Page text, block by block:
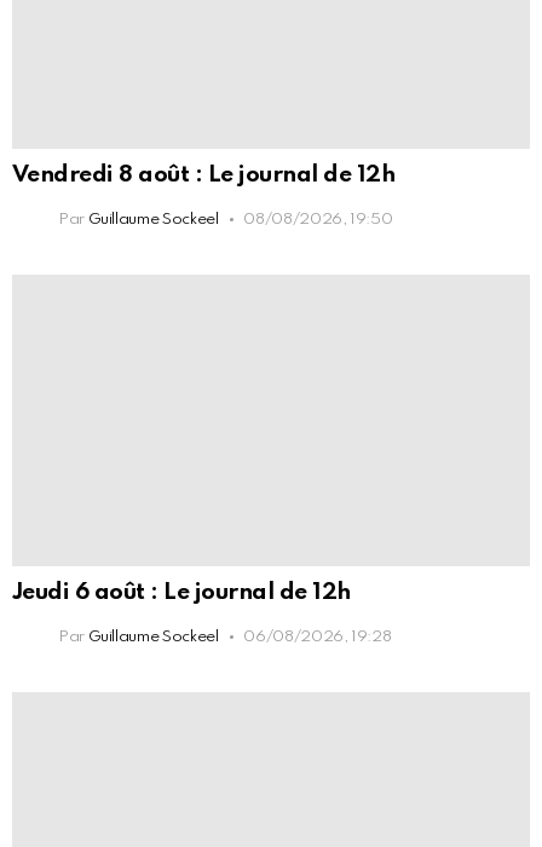
Vendredi 8 août : Le journal de 12h
Par Guillaume Sockeel 08/08/2026, 19:50
Jeudi 6 août : Le journal de 12h
Par Guillaume Sockeel 06/08/2026, 19:28